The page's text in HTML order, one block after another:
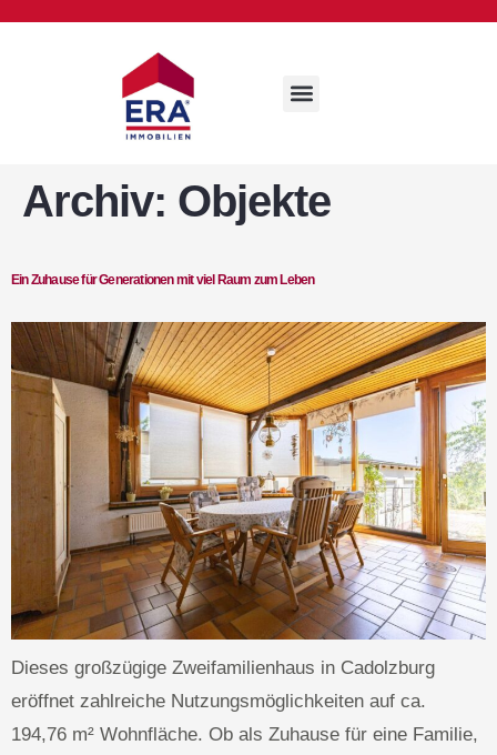
Archiv: Objekte
Ein Zuhause für Generationen mit viel Raum zum Leben
Dieses großzügige Zweifamilienhaus in Cadolzburg
eröffnet zahlreiche Nutzungsmöglichkeiten auf ca.
194,76 m² Wohnfläche. Ob als Zuhause für eine Familie,